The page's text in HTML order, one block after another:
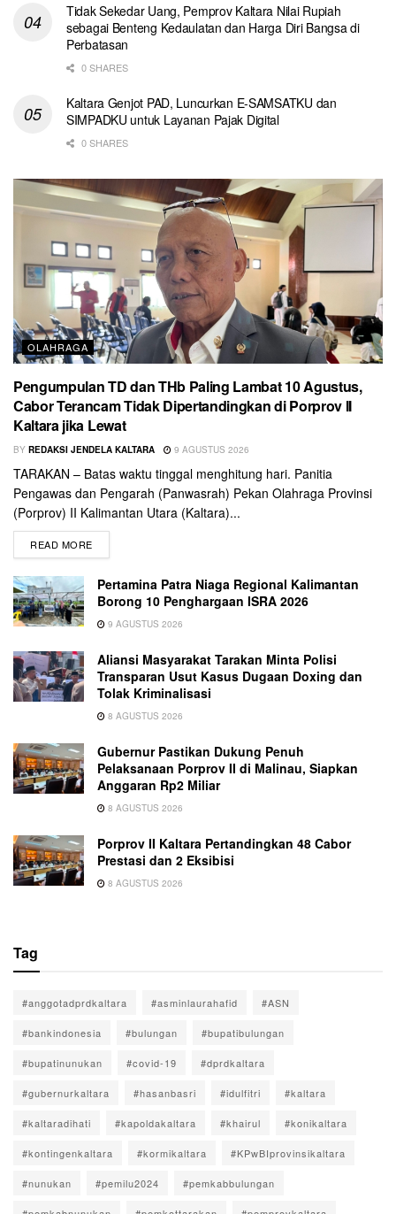
Tidak Sekedar Uang, Pemprov Kaltara Nilai Rupiah
sebagai Benteng Kedaulatan dan Harga Diri Bangsa di
Perbatasan
0 SHARES
Kaltara Genjot PAD, Luncurkan E-SAMSATKU dan
SIMPADKU untuk Layanan Pajak Digital
0 SHARES
OLAHRAGA
Pengumpulan TD dan THb Paling Lambat 10 Agustus,
Cabor Terancam Tidak Dipertandingkan di Porprov II
Kaltara jika Lewat
BY REDAKSI JENDELA KALTARA 9 AGUSTUS 2026
TARAKAN – Batas waktu tinggal menghitung hari. Panitia
Pengawas dan Pengarah (Panwasrah) Pekan Olahraga Provinsi
(Porprov) II Kalimantan Utara (Kaltara)...
READ MORE
Pertamina Patra Niaga Regional Kalimantan
Borong 10 Penghargaan ISRA 2026
9 AGUSTUS 2026
Aliansi Masyarakat Tarakan Minta Polisi
Transparan Usut Kasus Dugaan Doxing dan
Tolak Kriminalisasi
8 AGUSTUS 2026
Gubernur Pastikan Dukung Penuh
Pelaksanaan Porprov II di Malinau, Siapkan
Anggaran Rp2 Miliar
8 AGUSTUS 2026
Porprov II Kaltara Pertandingkan 48 Cabor
Prestasi dan 2 Eksibisi
8 AGUSTUS 2026
Tag
#anggotadprdkaltara #asminlaurahafid #ASN
#bankindonesia #bulungan #bupatibulungan
#bupatinunukan #covid-19 #dprdkaltara
#gubernurkaltara #hasanbasri #idulfitri #kaltara
#kaltaradihati #kapoldakaltara #khairul #konikaltara
#kontingenkaltara #kormikaltara #KPwBIprovinsikaltara
#nunukan #pemilu2024 #pemkabbulungan